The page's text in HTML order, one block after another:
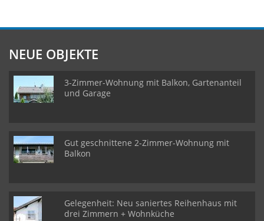
NEUE OBJEKTE
3-Zimmer-Wohnung mit Balkon, Gartenanteil
und Garage
Gut geschnittene 2-Zimmer-Wohnung mit
Balkon
Gelegenheit: Neu saniertes Reihenhaus mit
drei Zimmern + Wohnküche